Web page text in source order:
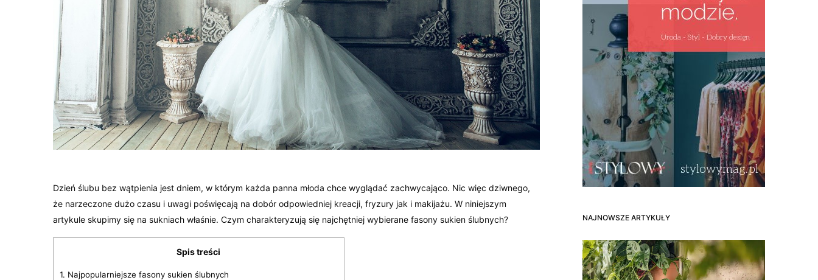
Dzień ślubu bez wątpienia jest dniem, w którym każda panna młoda chce wyglądać zachwycająco. Nic więc dziwnego,
że narzeczone dużo czasu i uwagi poświęcają na dobór odpowiedniej kreacji, fryzury jak i makijażu. W niniejszym
artykule skupimy się na sukniach właśnie. Czym charakteryzują się najchętniej wybierane fasony sukien ślubnych?
Spis treści
1. Najpopularniejsze fasony sukien ślubnych
NAJNOWSZE ARTYKUŁY